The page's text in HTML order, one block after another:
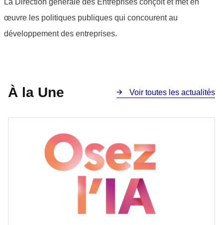
œuvre les politiques publiques qui concourent au
développement des entreprises.
À la Une Voir toutes les actualités